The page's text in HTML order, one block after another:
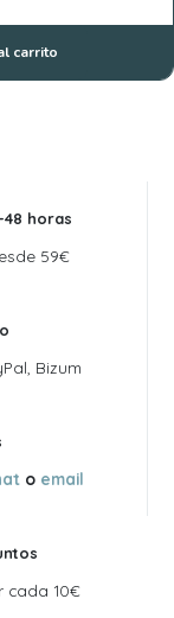
carrito
48 horas
59€
Bizum
o email
cada 10€